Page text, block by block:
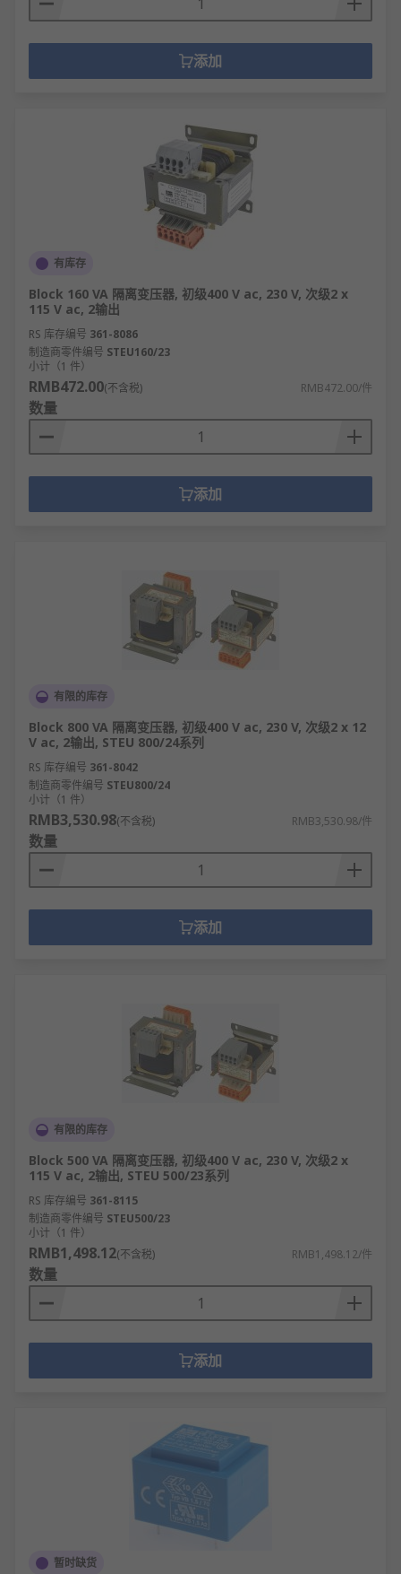
添加
有库存
Block 160 VA 隔离变压器, 初级400 V ac, 230 V, 次级2 x
115 V ac, 2输出
RS 库存编号 361-8086
制造商零件编号 STEU160/23
小计（1 件）
RMB472.00(不含税) RMB472.00/件
数量
添加
有限的库存
Block 800 VA 隔离变压器, 初级400 V ac, 230 V, 次级2 x 12
V ac, 2输出, STEU 800/24系列
RS 库存编号 361-8042
制造商零件编号 STEU800/24
小计（1 件）
RMB3,530.98(不含税) RMB3,530.98/件
数量
添加
有限的库存
Block 500 VA 隔离变压器, 初级400 V ac, 230 V, 次级2 x
115 V ac, 2输出, STEU 500/23系列
RS 库存编号 361-8115
制造商零件编号 STEU500/23
小计（1 件）
RMB1,498.12(不含税) RMB1,498.12/件
数量
添加
暂时缺货